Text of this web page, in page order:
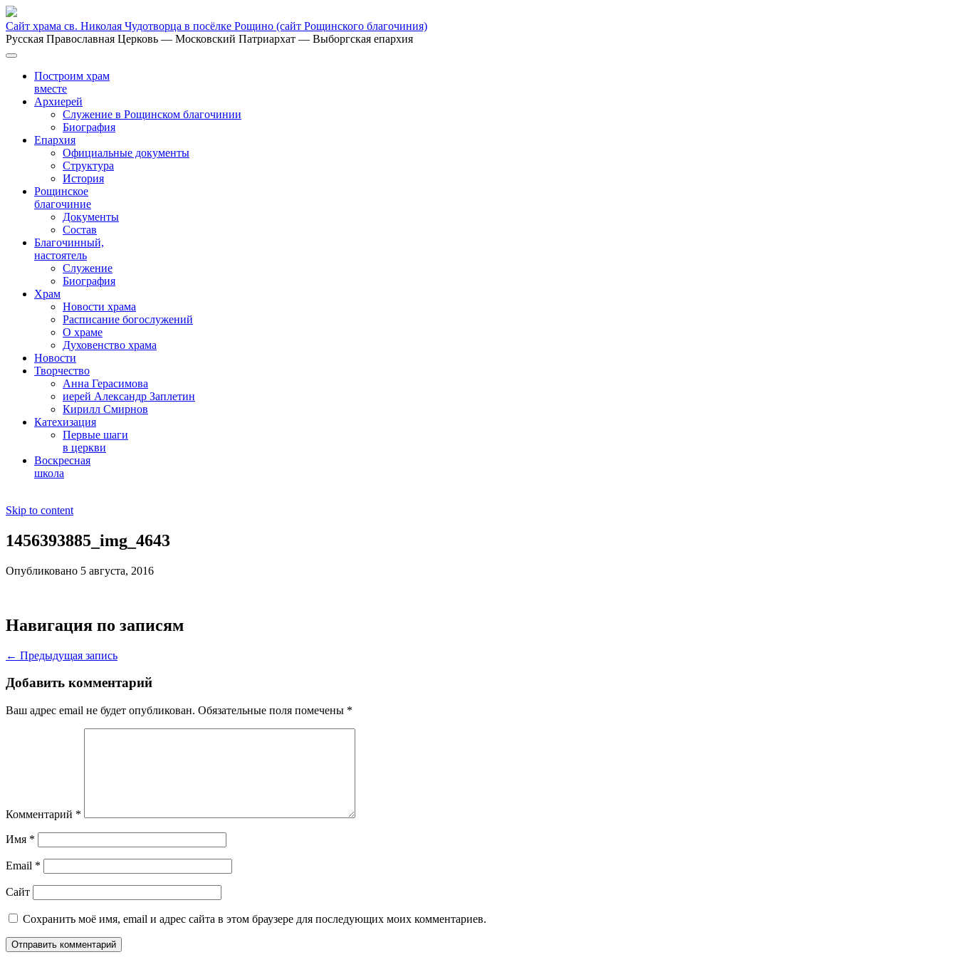
Сайт храма св. Николая Чудотворца в посёлке Рощино (сайт Рощинского благочиния)
Русская Православная Церковь — Московский Патриархат — Выборгская епархия
Построим храм
вместе
Архиерей
Служение в Рощинском благочинии
Биография
Епархия
Официальные документы
Структура
История
Рощинское
благочиние
Документы
Состав
Благочинный,
настоятель
Служение
Биография
Храм
Новости храма
Расписание богослужений
О храме
Духовенство храма
Новости
Творчество
Анна Герасимова
иерей Александр Заплетин
Кирилл Смирнов
Катехизация
Первые шаги
в церкви
Воскресная
школа
Skip to content
1456393885_img_4643
Опубликовано 5 августа, 2016
Навигация по записям
← Предыдущая запись
Добавить комментарий
Ваш адрес email не будет опубликован. Обязательные поля помечены *
Комментарий *
Имя *
Email *
Сайт
Сохранить моё имя, email и адрес сайта в этом браузере для последующих моих комментариев.